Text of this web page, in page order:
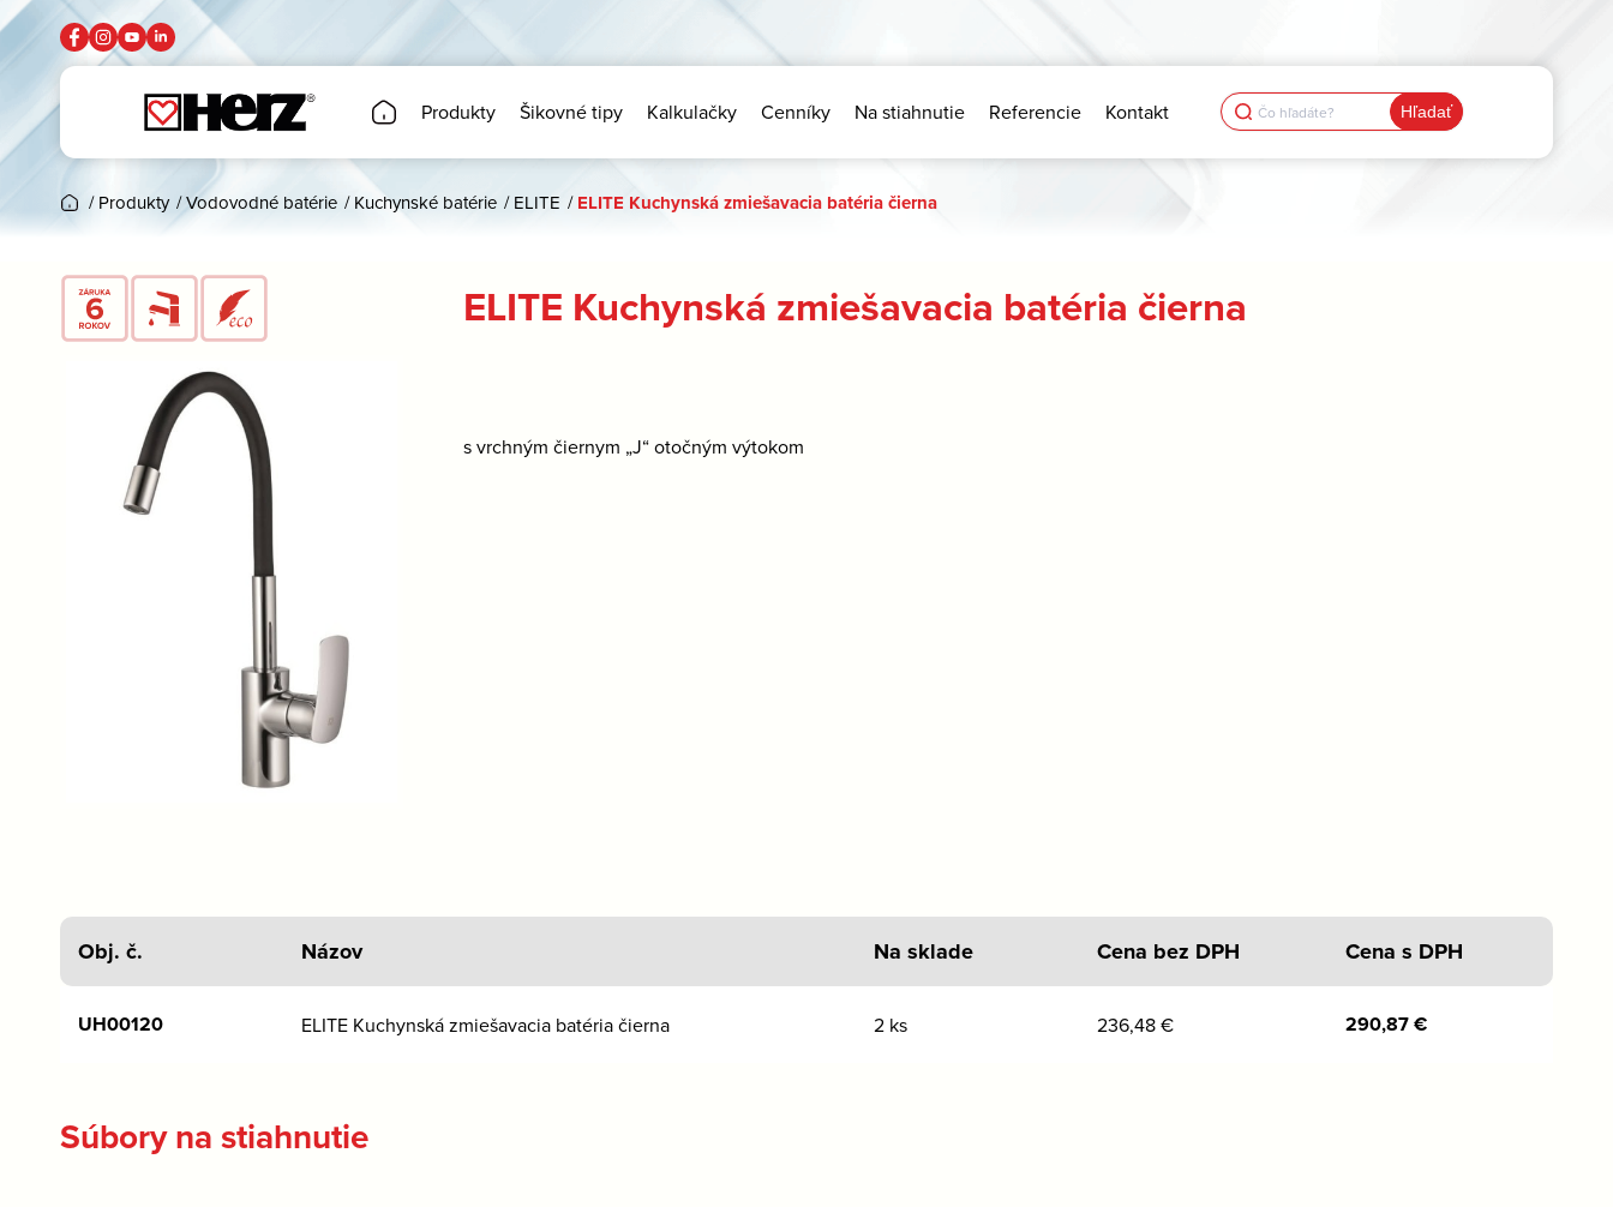
Produkty Šikovné tipy Kalkulačky Cenníky Na stiahnutie Referencie Kontakt Search
for:
/ Produkty /Vodovodné batérie / Kuchynské batérie / ELITE / ELITE Kuchynská zmiešavacia batéria čierna
ELITE Kuchynská zmiešavacia batéria čierna
s vrchným čiernym „J“ otočným výtokom
Obj. č. Názov Na sklade Cena bez DPH Cena s DPH
UH00120 ELITE Kuchynská zmiešavacia batéria čierna 2 ks 236,48€ 290,87€
Súbory na stiahnutie